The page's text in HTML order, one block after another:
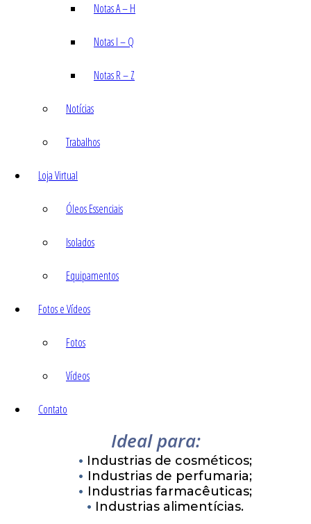
Notas A – H
Notas I – Q
Notas R – Z
Notícias
Trabalhos
Loja Virtual
Óleos Essenciais
Isolados
Equipamentos
Fotos e Vídeos
Fotos
Vídeos
Contato
Ideal para:
Industrias de cosméticos;
Industrias de perfumaria;
Industrias farmacêuticas;
Industrias alimentícias.